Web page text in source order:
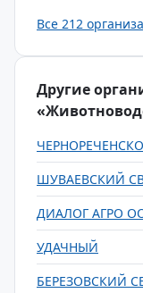
Все 212
Другие
ШУВАЕВСКИЙ
ДИАЛОГ АГРО
УДАЧНЫЙ
БЕРЕЗОВСКИЙ